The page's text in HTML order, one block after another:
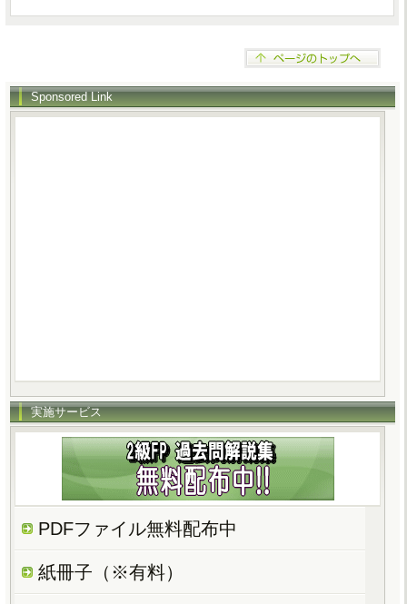
Sponsored Link
実施サービス
PDFファイル無料配布中
紙冊子（※有料）